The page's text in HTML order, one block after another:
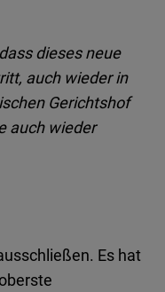
dieses neue
auch wieder in
Gerichtshof
auch wieder
Es hat